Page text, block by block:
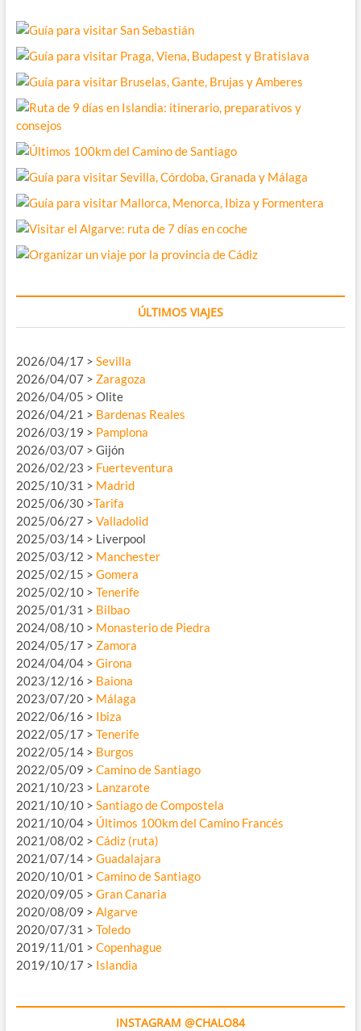
ÚLTIMOS VIAJES
2026/04/17 > Sevilla
2026/04/07 > Zaragoza
2026/04/05 > Olite
2026/04/21 > Bardenas Reales
2026/03/19 > Pamplona
2026/03/07 > Gijón
2026/02/23 > Fuerteventura
2025/10/31 > Madrid
2025/06/30 >Tarifa
2025/06/27 > Valladolid
2025/03/14 > Liverpool
2025/03/12 > Manchester
2025/02/15 > Gomera
2025/02/10 > Tenerife
2025/01/31 > Bilbao
2024/08/10 > Monasterio de Piedra
2024/05/17 > Zamora
2024/04/04 > Girona
2023/12/16 > Baiona
2023/07/20 > Málaga
2022/06/16 > Ibiza
2022/05/17 > Tenerife
2022/05/14 > Burgos
2022/05/09 > Camino de Santiago
2021/10/23 > Lanzarote
2021/10/10 > Santiago de Compostela
2021/10/04 > Últimos 100km del Camino Francés
2021/08/02 > Cádiz (ruta)
2021/07/14 > Guadalajara
2020/10/01 > Camino de Santiago
2020/09/05 > Gran Canaria
2020/08/09 > Algarve
2020/07/31 > Toledo
2019/11/01 > Copenhague
2019/10/17 > Islandia
INSTAGRAM @CHALO84